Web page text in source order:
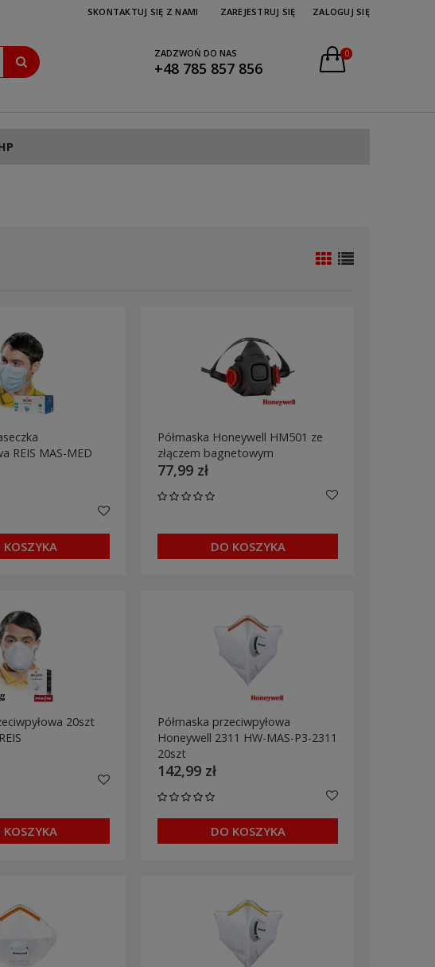
ZAREJESTRUJ SIĘ ZALOGUJ SIĘ
SKONTAKTUJ SIĘ Z NAMI
ZADZWOŃ DO NAS
+48 785 857 856
0
REIS MAS-MED
KOSZYKA
Półmaska Honeywell HM501 ze
złączem bagnetowym
77,99 zł
DO KOSZYKA
20szt
MAS-C-FFP3 REIS
KOSZYKA
Półmaska przeciwpyłowa
Honeywell 2311 HW-MAS-P3-2311
20szt
142,99 zł
DO KOSZYKA